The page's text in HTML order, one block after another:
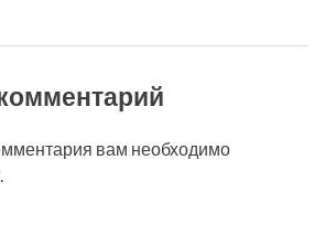
вам необходимо
.